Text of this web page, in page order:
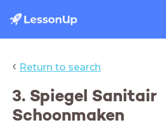
‹ Return to search
3. Spiegel Sanitair
Schoonmaken